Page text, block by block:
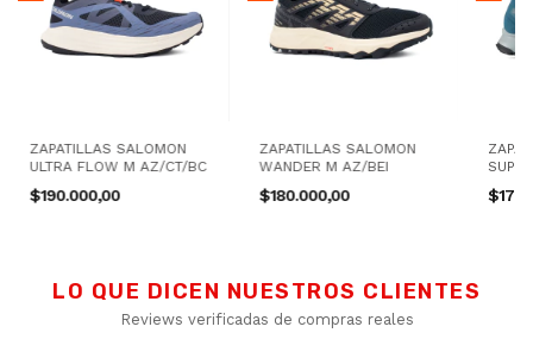
Revisar los tacos de la suela periódicamente — el
desgaste excesivo reduce el agarre en descensos
ZAPATILLAS SALOMON
ULTRA FLOW M AZ/CT/BC
$190.000,00
ZAPATILLAS SALOMON
WANDER M AZ/BEI
$180.000,00
LO QUE DICEN NUESTROS CLIENTES
Reviews verificadas de compras reales